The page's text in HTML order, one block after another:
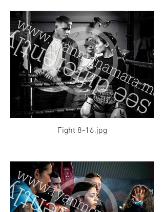
Fight 8-16.jpg